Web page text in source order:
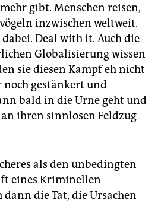
gibt. Menschen reisen,
inzwischen weltweit.
Deal with it. Auch die
Globalisierung wissen
sie diesen Kampf eh nicht
gestänkert und
bald in die Urne geht und
ihren sinnlosen Feldzug
als den unbedingten
eines Kriminellen
die Tat, die Ursachen